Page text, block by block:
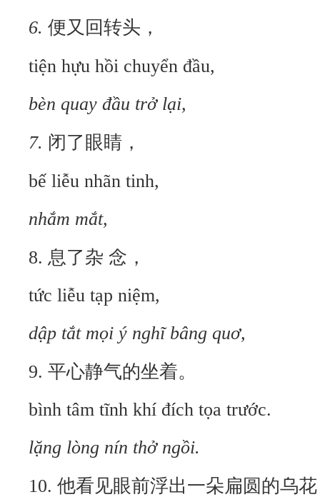
6. 便又回转头，
tiện hựu hồi chuyển đầu,
bèn quay đầu trở lại,
7. 闭了眼睛，
bế liễu nhãn tinh,
nhắm mắt,
8. 息了杂 念，
tức liễu tạp niệm,
dập tắt mọi ý nghĩ bâng quơ,
9. 平心静气的坐着。
bình tâm tĩnh khí đích tọa trước.
lặng lòng nín thở ngồi.
10. 他看见眼前浮出一朵扁圆的乌